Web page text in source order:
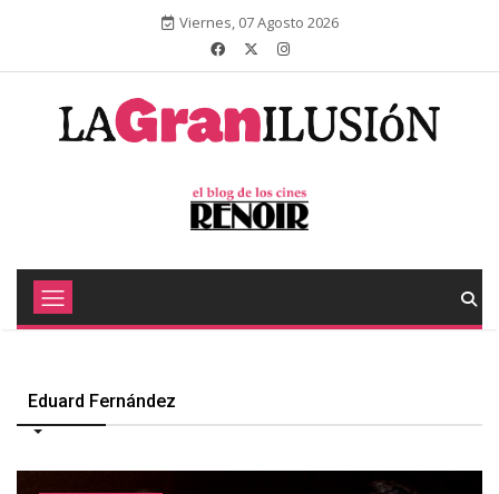
Viernes, 07 Agosto 2026
Eduard Fernández